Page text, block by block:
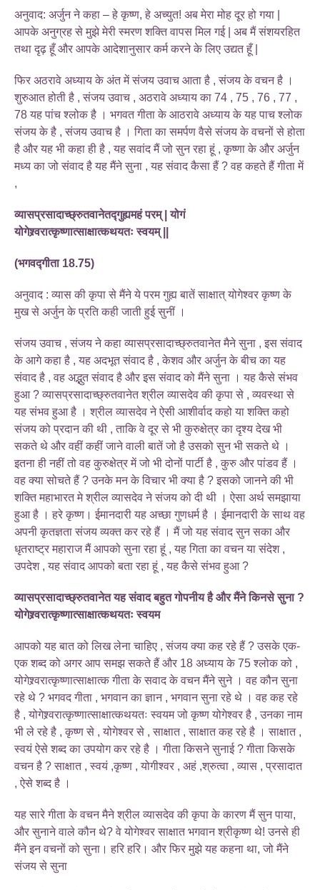
अनुवाद: अर्जुन ने कहा – हे कृष्ण, हे अच्युत! अब मेरा मोह दूर हो गया |
आपके अनुग्रह से मुझे मेरी स्मरण शक्ति वापस मिल गई | अब मैं संशयरहित
तथा दृढ़ हूँ और आपके आदेशानुसार कर्म करने के लिए उद्यत हूँ |
फिर अठरावे अध्याय के अंत में संजय उवाच आता है , संजय के वचन है ।
शुरुआत होती है , संजय उवाच , अठरावे अध्याय का 74 , 75 , 76 , 77 ,
78 यह पांच श्लोक है । भगवत गीता के आठरावे अध्याय के यह पाच श्लोक
संजय के है , संजय उवाच है । गिता का समर्पण वैसे संजय के वचनों से होता
है और यह भी कहा ही है , यह सवांद मैं जो सुन रहा हूं , कृष्णा के और अर्जुन
मध्य का जो संवाद है यह मैंने सुना , यह संवाद कैसा हैं ? वह कहते हैं गीता में
,
व्यासप्रसादाच्छ्रुतवानेतद्गुह्यमहं परम् | योगं
योगेश्र्वरात्कृष्णात्साक्षात्कथयतः स्वयम् ||
(भगवद्गीता 18.75)
अनुवाद : व्यास की कृपा से मैंने ये परम गुह्य बातें साक्षात् योगेश्वर कृष्ण के
मुख से अर्जुन के प्रति कही जाती हुई सुनीं ।
संजय उवाच , संजय ने कहा व्यासप्रसादाच्छ्रुतवानेत मैने सुना , इस संवाद
के आगे कहा है , यह अदभूत संवाद है , केशव और अर्जुन के बीच का यह
संवाद है , वह अद्भुत संवाद है और इस संवाद को मैंने सुना । यह कैसे संभव
हुआ ? व्यासप्रसादाच्छ्रुतवानेत श्रील व्यासदेव की कृपा से , व्यवस्था से
यह संभव हुआ है । श्रील व्यासदेव ने ऐसी आशीर्वाद कहो या शक्ति कहो
संजय को प्रदान की थी , ताकि वे दूर से भी कुरुक्षेत्र का दृश्य देख भी
सकते थे और वहीं कहीं जाने वाली बातें जो है उसको सुन भी सकते थे ।
इतना ही नहीं तो वह कुरुक्षेत्र में जो भी दोनों पार्टी है , कुरु और पांडव हैं ।
वह क्या सोचते हैं ? उनके मन के विचार भी क्या है ? इसको जानने की भी
शक्ति महाभारत मे श्रील व्यासदेव ने संजय को दी थी । ऐसा अर्थ समझाया
हुआ है । हरे कृष्ण। ईमानदारी यह अच्छा गुणधर्म है । ईमानदारी के साथ वह
अपनी कृतज्ञता संजय व्यक्त कर रहे हैं । मैं जो यह संवाद सुन सका और
धृतराष्ट्र महाराज मैं आपको सुना रहा हूं , यह गिता का वचन या संदेश ,
उपदेश , यह संवाद आपको बता रहा हूं , यह कैसे संभव हुआ ?
व्यासप्रसादाच्छ्रुतवानेत यह संवाद बहुत गोपनीय है और मैंने किनसे सुना ?
योगेश्र्वरात्कृष्णात्साक्षात्कथयतः स्वयम
आपको यह बात को लिख लेना चाहिए , संजय क्या कह रहे हैं ? उसके एक-
एक शब्द को अगर आप समझ सकते हैं और 18 अध्याय के 75 श्लोक को ,
योगेश्र्वरात्कृष्णात्साक्षात्क गीता के सवाद के वचन मैंने सुने । वह कौन सुना
रहे थे ? भगवद गीता , भगवान का ज्ञान , भगवान सुना रहे थे । वह कह रहे
है , योगेश्र्वरात्कृष्णात्साक्षात्कथयतः स्वयम जो कृष्ण योगेश्वर है , उनका नाम
भी ले रहे है , कृष्ण से , योगेश्वर से , साक्षात , साक्षात कह रहे है । साक्षात ,
स्वयं ऐसे शब्द का उपयोग कर रहे है । गीता किसने सुनाई ? गीता किसके
वचन है ? साक्षात , स्वयं ,कृष्ण , योगीश्वर , अहं ,श्रुत्वा , व्यास , प्रसादात
, ऐसे शब्द है ।
यह सारे गीता के वचन मैने श्रील व्यासदेव की कृपा के कारण मैं सुन पाया,
और सुनाने वाले कौन थे? वे योगेश्वर साक्षात भगवान श्रीकृष्ण थे! उनसे ही
मैंने इन वचनों को सुना। हरि हरि। और फिर मुझे यह कहना था, जो मैंने
संजय से सुना